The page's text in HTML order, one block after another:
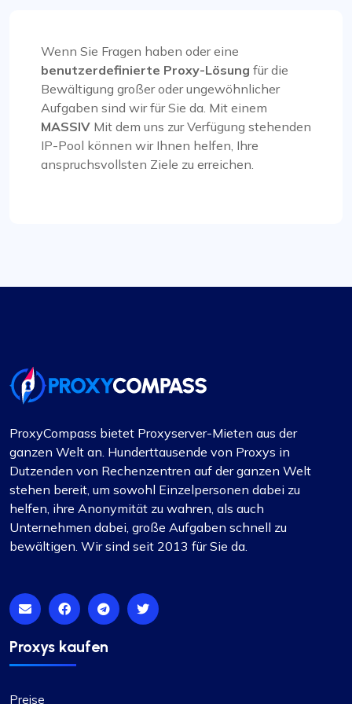
Matthew Toland
Ich verwende Proxycompass seit …
Professionalität beeindruckt. Ich möchte Alex
besonders für seine prompten Antworten und
seine Fähigkeit, schnell Lösungen für alle
Probleme zu finden, danken.
Insgesamt waren meine Erfahrungen mit
Proxycompass positiv. Sie sind ein
empfehlenswerter Anbieter auf dem Proxy-
Markt und ich freue mich, meine Zusammenarbeit
mit ihnen fortzusetzen.
Michael Jackson
Wenn Sie Fragen haben oder eine
benutzerdefinierte Proxy-Lösung für die
Bewältigung großer oder ungewöhnlicher
Aufgaben sind wir für Sie da. Mit einem
MASSIV Mit dem uns zur Verfügung stehenden
IP-Pool können wir Ihnen helfen, Ihre
anspruchsvollsten Ziele zu erreichen.
ProxyCompass bietet Proxyserver-Mieten aus der
ganzen Welt an. Hunderttausende von Proxys in
Dutzenden von Rechenzentren auf der ganzen Welt
stehen bereit, um sowohl Einzelpersonen dabei zu
helfen, ihre Anonymität zu wahren, als auch
Unternehmen dabei, große Aufgaben schnell zu
bewältigen. Wir sind seit 2013 für Sie da.
Proxys kaufen
Preise